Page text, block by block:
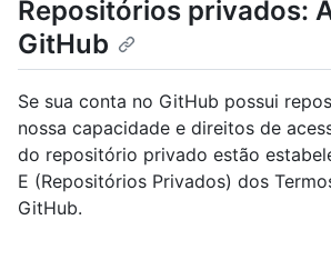
Repositórios privados:
GitHub
Se sua conta no GitHub possui
nossa capacidade e direitos de
do repositório privado estão
E (Repositórios Privados) dos
GitHub.